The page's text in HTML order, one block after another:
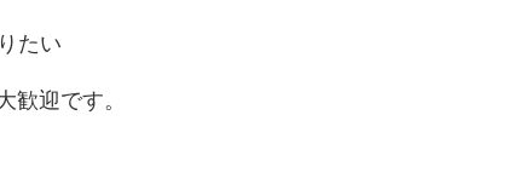
たい
歓迎です。